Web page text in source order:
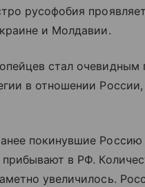
русофобия
и Молдавии.
стал очевидным
в отношении России,
покинувшие Россию
в РФ.
увеличилось.